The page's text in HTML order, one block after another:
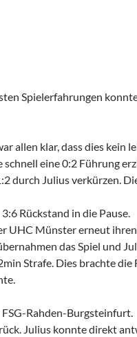
Spielerfahrungen
allen klar, dass dies kein
eine 0:2 Führung
durch Julius verkürzen.
Rückstand in die Pause.
UHC Münster erneut
das Spiel und
Strafe. Dies brachte die
FSG-Rahden-Burgsteinfurt.
Julius konnte direkt